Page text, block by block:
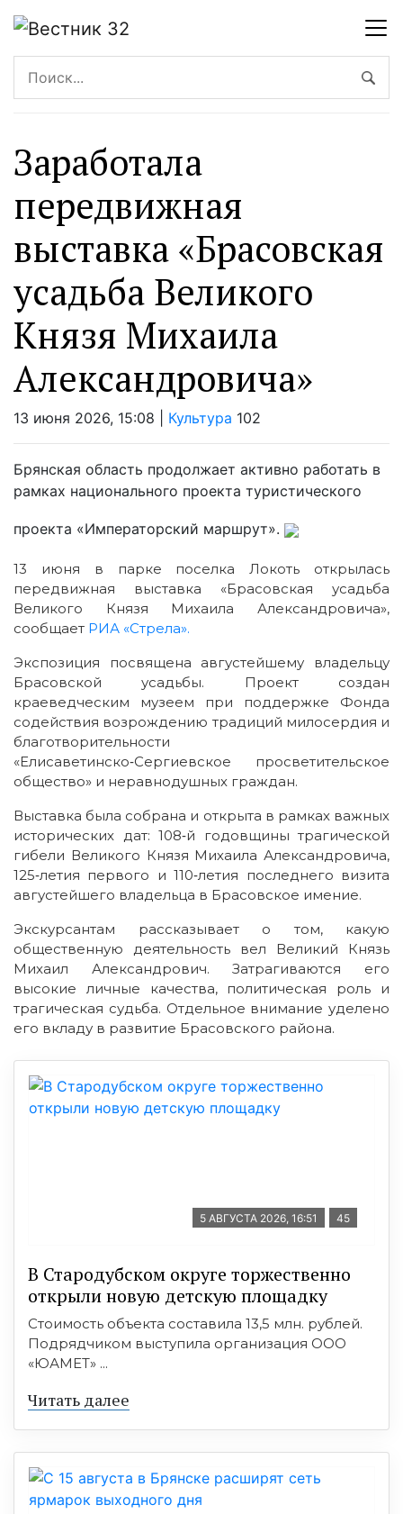
Заработала
передвижная
выставка «Брасовская
усадьба Великого
Князя Михаила
Александровича»
13 июня 2026, 15:08 | Культура 102
Брянская область продолжает активно работать в
рамках национального проекта туристического
проекта «Императорский маршрут».
13 июня в парке поселка Локоть открылась
передвижная выставка «Брасовская усадьба
Великого Князя Михаила Александровича»,
сообщает РИА «Стрела».
Экспозиция посвящена августейшему владельцу
Брасовской усадьбы. Проект создан
краеведческим музеем при поддержке Фонда
содействия возрождению традиций милосердия и
благотворительности
«Елисаветинско‑Сергиевское просветительское
общество» и неравнодушных граждан.
Выставка была собрана и открыта в рамках важных
исторических дат: 108‑й годовщины трагической
гибели Великого Князя Михаила Александровича,
125‑летия первого и 110‑летия последнего визита
августейшего владельца в Брасовское имение.
Экскурсантам рассказывает о том, какую
общественную деятельность вел Великий Князь
Михаил Александрович. Затрагиваются его
высокие личные качества, политическая роль и
трагическая судьба. Отдельное внимание уделено
его вкладу в развитие Брасовского района.
5 АВГУСТА 2026, 16:51 45
В Стародубском округе торжественно
открыли новую детскую площадку
Стоимость объекта составила 13,5 млн. рублей.
Подрядчиком выступила организация ООО
«ЮАМЕТ» ...
Читать далее